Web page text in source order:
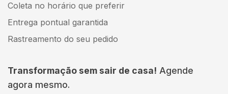
Coleta no horário que preferir
Entrega pontual garantida
Rastreamento do seu pedido
Transformação sem sair de casa! Agende
agora mesmo.